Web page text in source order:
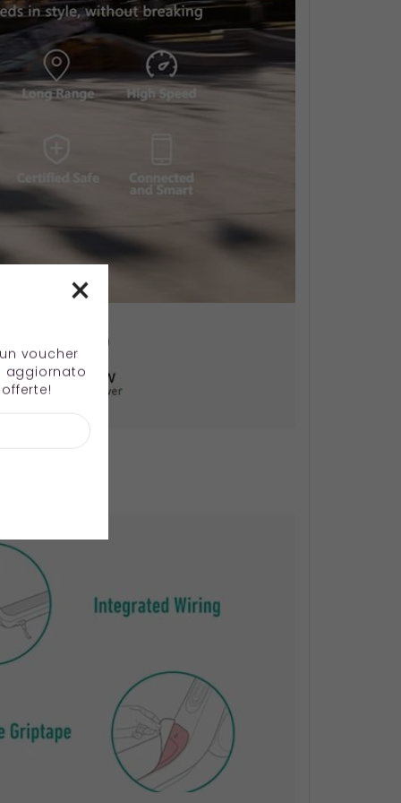
×
voucher
aggiornato